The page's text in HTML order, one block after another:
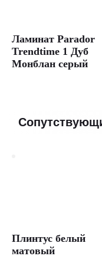
Ламинат Parador
Trendtime 1 Дуб
Монблан серый
Плинтус белый
матовый